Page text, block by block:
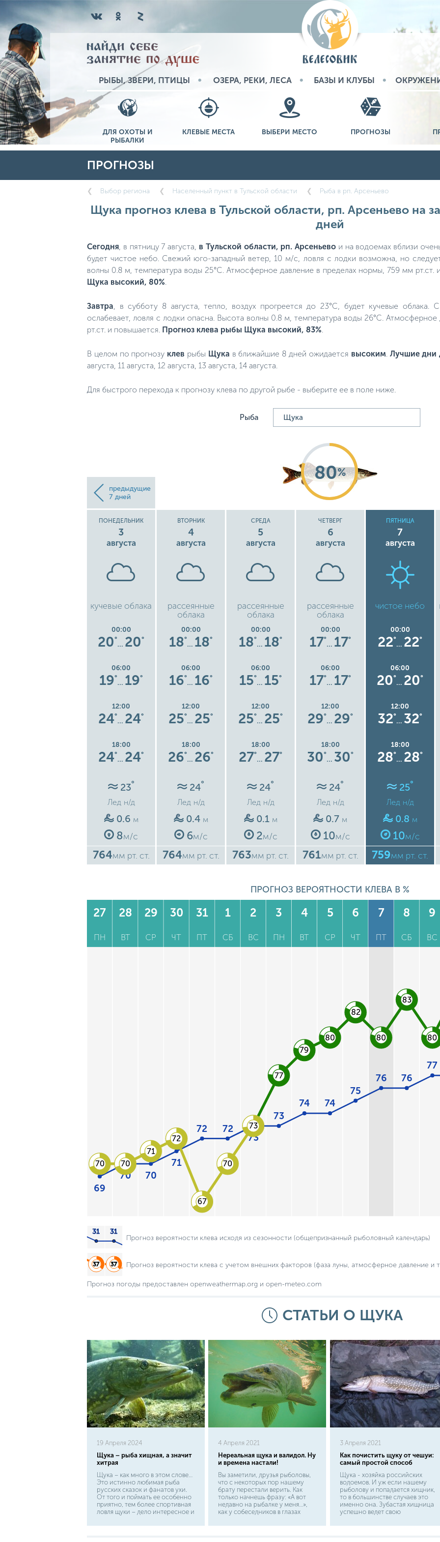
РЫБЫ, ЗВЕРИ, ПТИЦЫ ОЗЕРА, РЕКИ, ЛЕСА БАЗЫ И КЛУБЫ
ДЛЯ ОХОТЫ И
РЫБАЛКИ
КЛЕВЫЕ МЕСТА ВЫБЕРИ МЕСТО ПРОГНОЗЫ
ПРОГНОЗЫ
Выбор региона Населенный пункт в Тульской области Рыба в рп. Арсеньево
Щука прогноз клева в Тульской области, рп. Арсеньево на
дней
Сегодня , в пятницу 7 августа, в Тульской области, рп. Арсеньево и на водоемах вблизи
будет чистое небо. Свежий юго-западный ветер, 10 м/с, ловля с лодки возможна, но
волны 0.8 м, температура воды 25°C. Атмосферное давление в пределах нормы, 759 мм рт.ст.
Щука высокий, 80%
Завтра , в субботу 8 августа, тепло, воздух прогреется до 23°C, будет кучевые
ослабевает, ловля с лодки опасна. Высота волны 0.8 м, температура воды 26°C.
рт.ст. и повышается. Прогноз клева рыбы Щука высокий, 83%
В целом по прогнозу клев рыбы Щука в ближайшие 8 дней ожидается высоким Лучшие дни
августа, 11 августа, 12 августа, 13 августа, 14 августа.
Для быстрого перехода к прогнозу клева по другой рыбе - выберите ее в поле ниже.
Рыба
предыдущие
7 дней
80%
ПОНЕДЕЛЬНИК
3
августа
кучевые облака
00:00
20°
… 20°
06:00
19°
… 19°
12:00
24°
… 24°
18:00
24°
… 24°
23°
Лед н/д
0.6 м
8м/с
764мм рт. ст.
ВТОРНИК
4
августа
рассеянные
облака
00:00
18°
… 18°
06:00
16°
… 16°
12:00
25°
… 25°
18:00
26°
… 26°
24°
Лед н/д
0.4 м
6м/с
764мм рт. ст.
СРЕДА
5
августа
рассеянные
облака
00:00
18°
… 18°
06:00
15°
… 15°
12:00
25°
… 25°
18:00
27°
… 27°
24°
Лед н/д
0.1 м
2м/с
763мм рт. ст.
ЧЕТВЕРГ
6
августа
рассеянные
облака
00:00
17°
… 17°
06:00
17°
… 17°
12:00
29°
… 29°
18:00
30°
… 30°
24°
Лед н/д
0.7 м
10м/с
761мм рт. ст.
ПЯТНИЦА
7
августа
чистое небо
00:00
22°
… 22°
06:00
20°
… 20°
12:00
32°
… 32°
18:00
28°
… 28°
25°
Лед н/д
0.8 м
10м/с
759мм рт. ст.
ПРОГНОЗ ВЕРОЯТНОСТИ КЛЕВА В %
27
ПН
28
ВТ
29
СР
30
ЧТ
31
ПТ
1
СБ
2
ВС
3
ПН
4
ВТ
5
СР
6
ЧТ
7
ПТ
8
СБ
9
ВС
69
70 70
71
72 72
73
73
74 74
75
76 76
77
70 70
71
72
67
70
73
77
79
80
82
80
83
80
Прогноз вероятности клева исходя из сезонности (общепризнанный рыболовный календарь)
Прогноз вероятности клева с учетом внешних факторов (фаза луны, атмосферное давление и
Прогноз погоды предоставлен openweathermap.org и open-meteo.com
СТАТЬИ О ЩУКА
19 Апреля 2024
Щука – рыба хищная, а значит
хитрая
Щука – как много в этом слове…
Это истинно любимая рыба
русских сказок и фанатов ухи.
От того и поймать ее особенно
приятно, тем более спортивная
ловля щуки – дело интересное и
рыба к классу лучеперых отряду
4 Апреля 2021
Нереальная щука и валидол. Ну
и времена настали!
Вы заметили, друзья рыболовы,
что с некоторых пор нашему
брату перестали верить. Как
только начнешь фразу: «А вот
недавно на рыбалке у меня…»,
как у собеседников в глазах
огоньки.Это неверие приняло
3 Апреля 2021
Как почистить щуку от чешуи:
самый простой способ
Щука - хозяйка российских
водоемов. И уж если нашему
рыболову и попадается хищник,
то в большинстве случаев это
именно она. Зубастая хищница
успешно ведет свою
реках, так и в скромных лесных